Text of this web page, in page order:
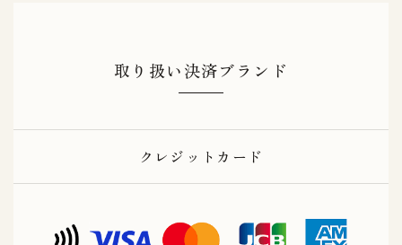
取り扱い決済ブランド
クレジットカード